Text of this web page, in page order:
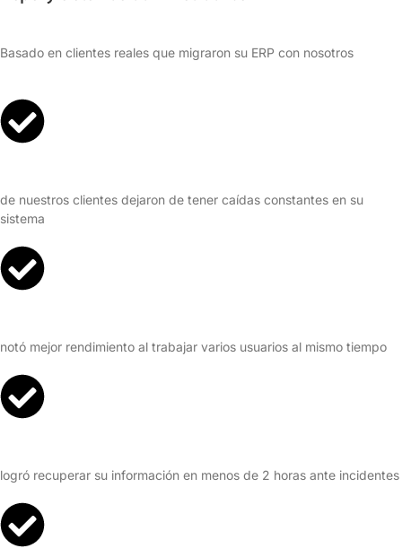
Basado en clientes reales que migraron su ERP con nosotros
de nuestros clientes dejaron de tener caídas constantes en su
sistema
notó mejor rendimiento al trabajar varios usuarios al mismo tiempo
logró recuperar su información en menos de 2 horas ante incidentes